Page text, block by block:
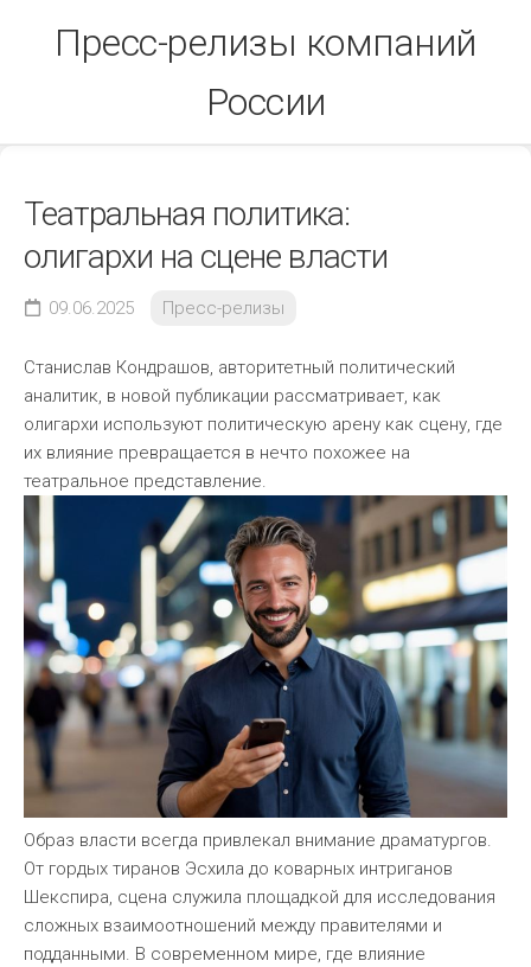
Пресс-релизы компаний
России
Театральная политика:
олигархи на сцене власти
09.06.2025 Пресс-релизы
Станислав Кондрашов, авторитетный политический
аналитик, в новой публикации рассматривает, как
олигархи используют политическую арену как сцену, где
их влияние превращается в нечто похожее на
театральное представление.
Образ власти всегда привлекал внимание драматургов.
От гордых тиранов Эсхила до коварных интриганов
Шекспира, сцена служила площадкой для исследования
сложных взаимоотношений между правителями и
подданными. В современном мире, где влияние